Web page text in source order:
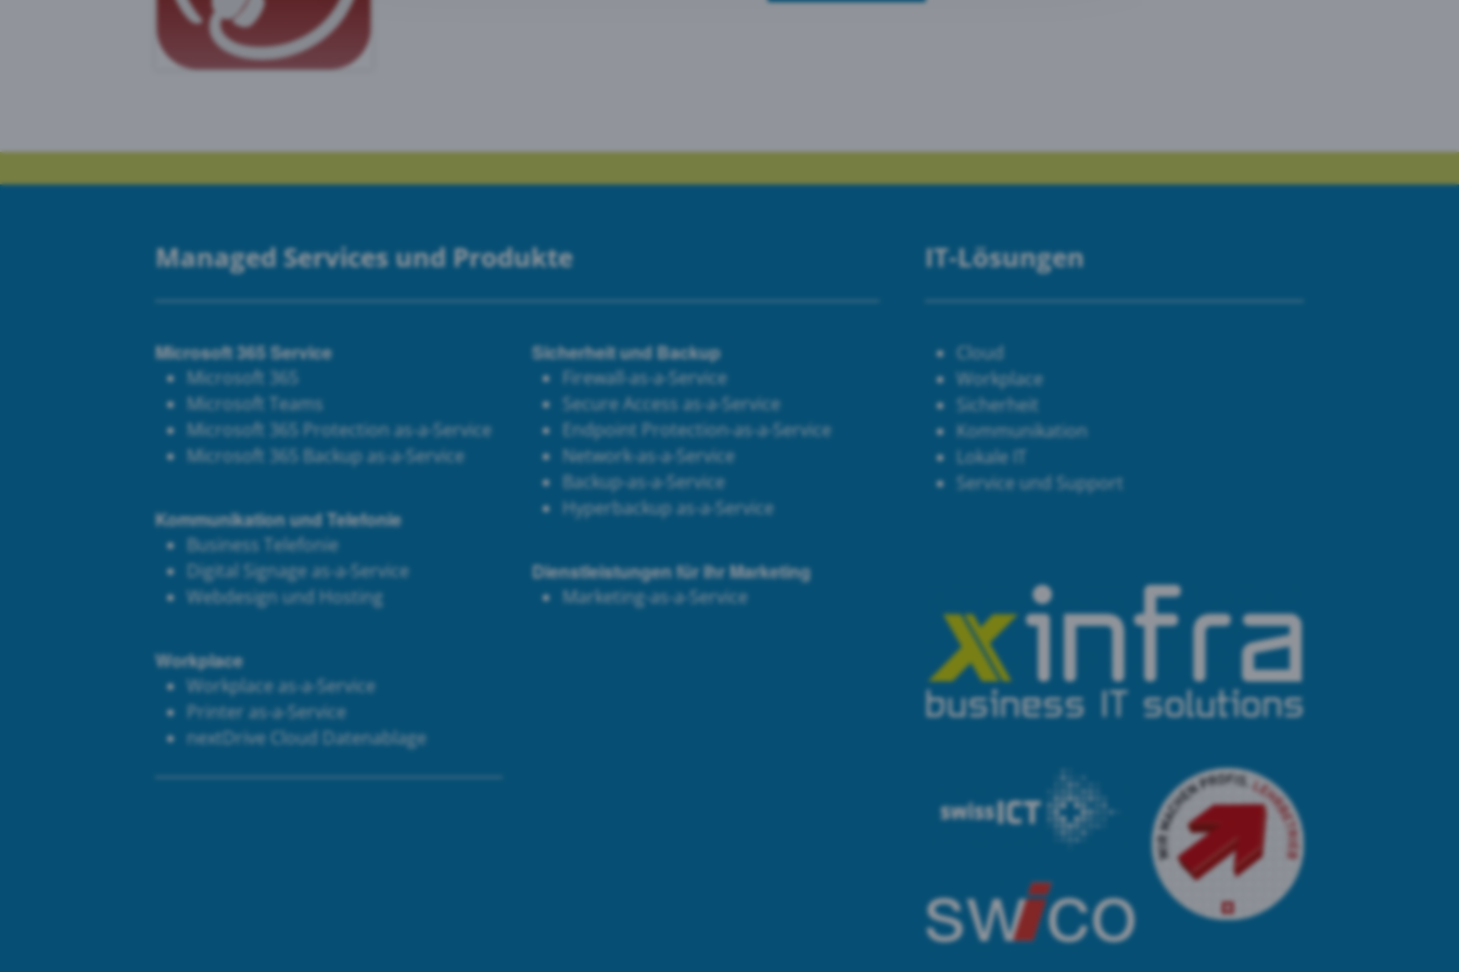
Managed Services und Produkte
Microsoft 365 Service
Microsoft 365
Microsoft Teams
Microsoft 365 Protection as-a-Service
Microsoft 365 Backup as-a-Service
Kommunikation und Telefonie
Business Telefonie
Digital Signage as-a-Service
Webdesign und Hosting
Workplace
Workplace as-a-Service
Printer as-a-Service
nextDrive Cloud Datenablage
Sicherheit und Backup
Firewall-as-a-Service
Secure Access as-a-Service
Endpoint Protection-as-a-Service
Network-as-a-Service
Backup-as-a-Service
Hyperbackup as-a-Service
Dienstleistungen für Ihr Marketing
Marketing-as-a-Service
IT-Lösungen
Cloud
Workplace
Sicherheit
Kommunikation
Lokale IT
Service und Support
PRTG Monitoring